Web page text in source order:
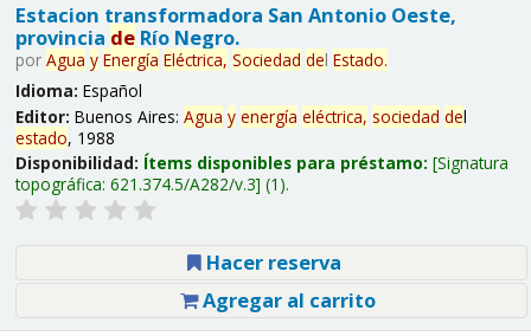
Estacion transformadora San Antonio Oeste,
provincia deRío Negro.
por Agua y Energía Eléctrica, Sociedad del Estado.
Idioma: Español
Editor: Buenos Aires: Agua y energía eléctrica, sociedad del
estado, 1988
Disponibilidad: Ítems disponibles para préstamo: Signatura
topográfica: 621.374.5/A282/v.3 (1).
Hacer reserva
Agregar al carrito